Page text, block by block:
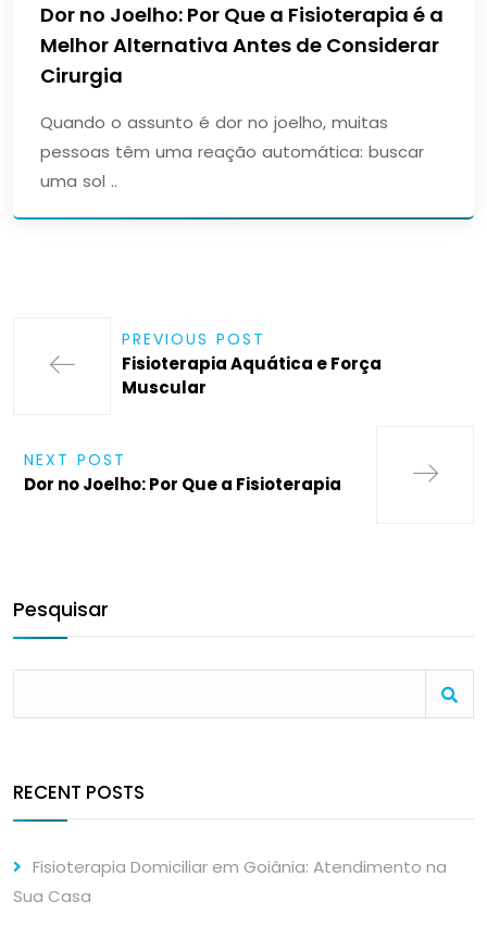
Dor no Joelho: Por Que a Fisioterapia é a
Melhor Alternativa Antes de Considerar
Cirurgia
Quando o assunto é dor no joelho, muitas
pessoas têm uma reação automática: buscar
uma sol ..
PREVIOUS POST
Fisioterapia Aquática e Força
Muscular
NEXT POST
Dor no Joelho: Por Que a Fisioterapia
Pesquisar
RECENT POSTS
Fisioterapia Domiciliar em Goiânia: Atendimento na
Sua Casa